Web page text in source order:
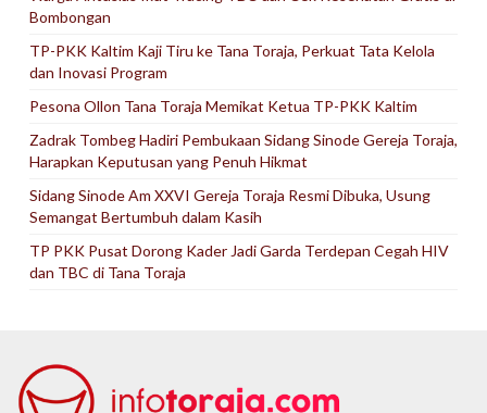
Bombongan
TP-PKK Kaltim Kaji Tiru ke Tana Toraja, Perkuat Tata Kelola
dan Inovasi Program
Pesona Ollon Tana Toraja Memikat Ketua TP-PKK Kaltim
Zadrak Tombeg Hadiri Pembukaan Sidang Sinode Gereja Toraja,
Harapkan Keputusan yang Penuh Hikmat
Sidang Sinode Am XXVI Gereja Toraja Resmi Dibuka, Usung
Semangat Bertumbuh dalam Kasih
TP PKK Pusat Dorong Kader Jadi Garda Terdepan Cegah HIV
dan TBC di Tana Toraja